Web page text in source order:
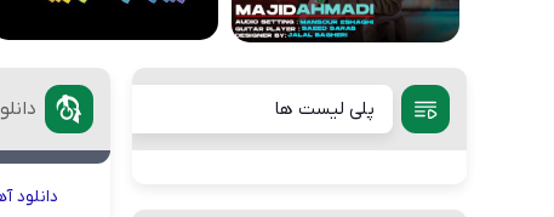
دانلود
پلی لیست ها